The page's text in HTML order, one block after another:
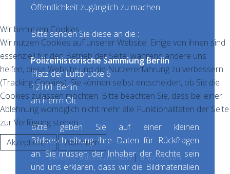
Öffentlichkeit zugänglich zu machen.
Bitte senden Sie diese an die :
Polizeihistorische Sammlung Berlin
Platz der Luftbrücke 6
12101 Berlin
an Herrn Olt
Bitte geben Sie auf einer kleinen
Bildbeschreibung ihre Daten für Rückfragen
an. Sie müssen der Inhaber der Rechte sein
und uns erklären, dass wir die Bildmaterialien
Wir benutzen Cookies
Wir nutzen Cookies auf unserer Website. Einige von ihnen sind
essenziell für den Betrieb der Seite, während andere uns
helfen, diese Website und die Nutzererfahrung zu verbessern
(Tracking Cookies). Sie können selbst entscheiden, ob Sie die
Cookies zulassen möchten. Bitte beachten Sie, dass bei einer
Ablehnung womöglich nicht mehr alle Funktionalitäten der Seite
zur Verfügung stehen.
Akzeptieren
Ablehnen
Weitere Informationen| Impressum